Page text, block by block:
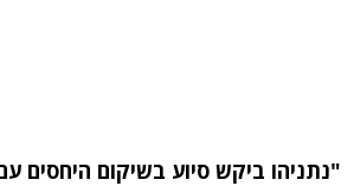
"נתניהו ביקש סיוע בשיקום היחסים